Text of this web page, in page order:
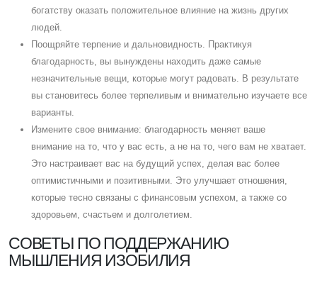
богатству оказать положительное влияние на жизнь других
людей.
Поощряйте терпение и дальновидность. Практикуя
благодарность, вы вынуждены находить даже самые
незначительные вещи, которые могут радовать. В результате
вы становитесь более терпеливым и внимательно изучаете все
варианты.
Измените свое внимание: благодарность меняет ваше
внимание на то, что у вас есть, а не на то, чего вам не хватает.
Это настраивает вас на будущий успех, делая вас более
оптимистичными и позитивными. Это улучшает отношения,
которые тесно связаны с финансовым успехом, а также со
здоровьем, счастьем и долголетием.
CОВЕТЫ ПО ПОДДЕРЖАНИЮ
МЫШЛЕНИЯ ИЗОБИЛИЯ